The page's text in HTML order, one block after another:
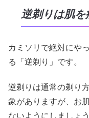
逆剃りは肌を
カミソリで絶対にや
る「逆剃り」です。
逆剃りは通常の剃り
象がありますが、お
ないようにしましょう